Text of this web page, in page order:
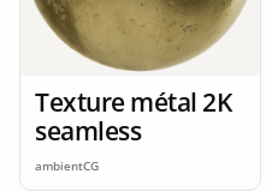
Texture métal 2K
seamless
ambientCG